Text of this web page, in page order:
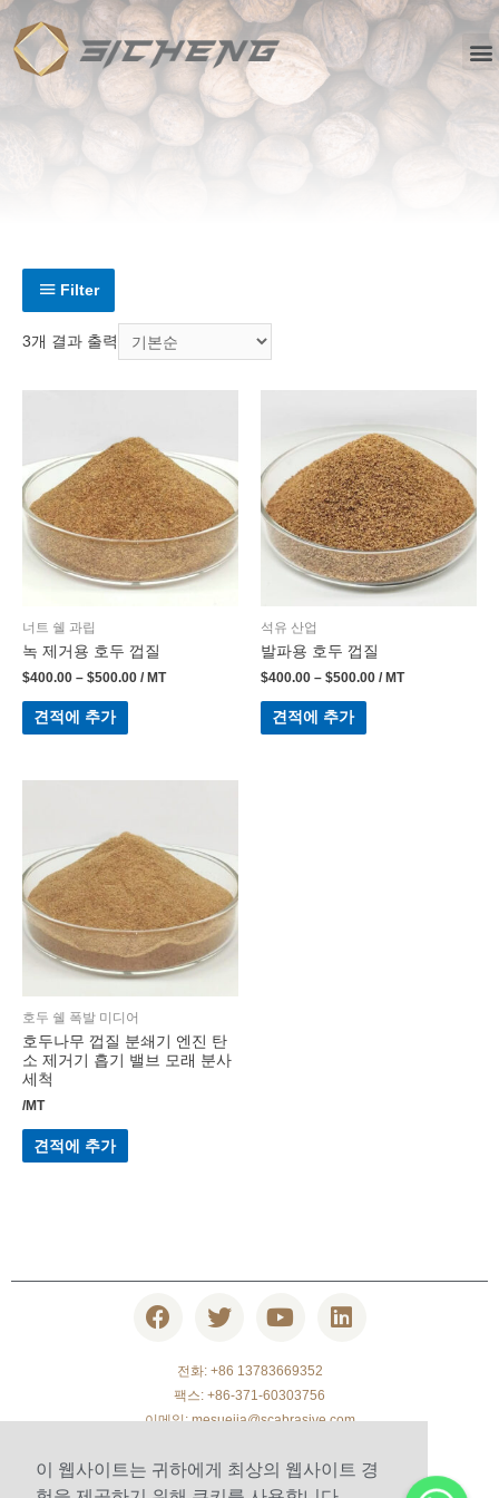
이 웹사이트는 귀하에게 최상의 웹사이트 경
Filter
3개 결과 출력
너트 쉘 과립
녹 제거용 호두 껍질
$400.00 – $500.00 / MT
견적에 추가
석유 산업
발파용 호두 껍질
$400.00 – $500.00 / MT
견적에 추가
호두 쉘 폭발 미디어
호두나무 껍질 분쇄기 엔진 탄
소 제거기 흡기 밸브 모래 분사
세척
/MT
견적에 추가
전화: +86 13783669352
팩스: +86-371-60303756
이메일:mesuejia@scabrasive.com
중국 정저우시 송산남로 야신타임스퀘어 1903호